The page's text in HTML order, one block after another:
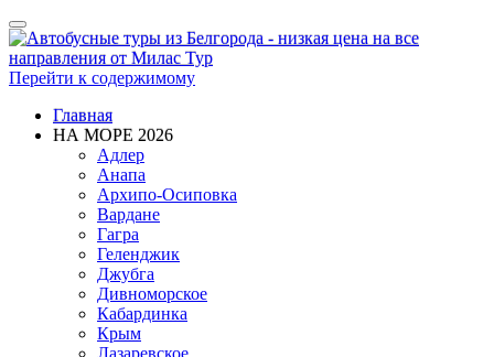
Показать/
Скрыть
навигацию
Перейти к содержимому
Главная
НА МОРЕ 2026
Адлер
Анапа
Архипо-Осиповка
Вардане
Гагра
Геленджик
Джубга
Дивноморское
Кабардинка
Крым
Лазаревское